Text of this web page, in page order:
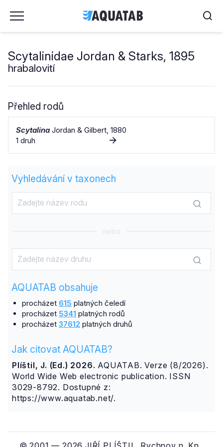
Scytalinidae Jordan & Starks, 1895
hrabalovití
Přehled rodů
Scytalina Jordan & Gilbert, 1880
1 druh
Vyhledávání v taxonech
nebo
AQUATAB obsahuje
procházet 615 platných čeledí
procházet 5341 platných rodů
procházet 37612 platných druhů
Jak citovat AQUATAB?
Plíštil, J. (Ed.) 2026. AQUATAB. Verze (8/2026).
World Wide Web electronic publication. ISSN
3029-8792. Dostupné z:
https://www.aquatab.net/.